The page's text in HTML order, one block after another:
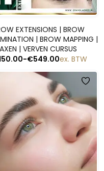
EXTENSIONS | BROW
| BROW MAPPING |
| VERVEN CURSUS
-€549.00ex. BTW